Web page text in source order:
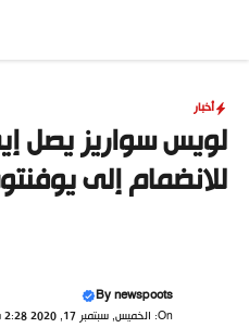
المحتوى
أخبار
لويس سواريز يصل
للانضمام إلى
Bynewspoots
On: الخميس, سبتمبر 17, 2020 2:28 مساءً